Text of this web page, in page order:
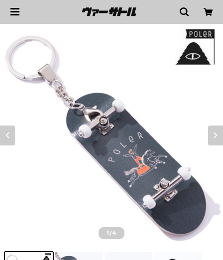
1/4